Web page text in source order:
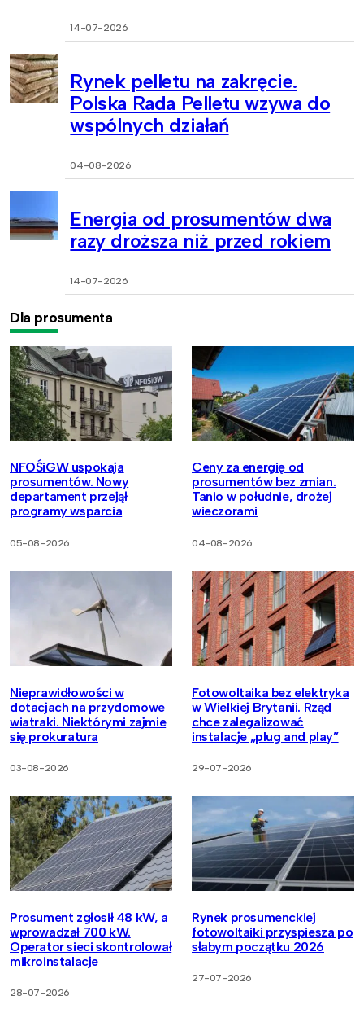
14-07-2026
Rynek pelletu na zakręcie.
Polska Rada Pelletu wzywa do
wspólnych działań
04-08-2026
Energia od prosumentów dwa
razy droższa niż przed rokiem
14-07-2026
Dla prosumenta
NFOŚiGW uspokaja
prosumentów. Nowy
departament przejął
programy wsparcia
05-08-2026
Ceny za energię od
prosumentów bez zmian.
Tanio w południe, drożej
wieczorami
04-08-2026
Nieprawidłowości w
dotacjach na przydomowe
wiatraki. Niektórymi zajmie
się prokuratura
03-08-2026
Fotowoltaika bez elektryka
w Wielkiej Brytanii. Rząd
chce zalegalizować
instalacje „plug and play”
29-07-2026
Prosument zgłosił 48 kW, a
wprowadzał 700 kW.
Operator sieci skontrolował
mikroinstalacje
28-07-2026
Rynek prosumenckiej
fotowoltaiki przyspiesza po
słabym początku 2026
27-07-2026